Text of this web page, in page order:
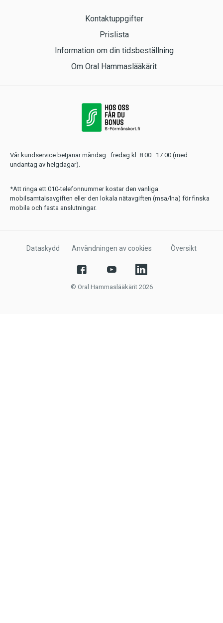
Kontaktuppgifter
Prislista
Information om din tidsbeställning
Om Oral Hammaslääkärit
Vår kundservice betjänar måndag–fredag kl. 8.00–17.00 (med
undantag av helgdagar).
*Att ringa ett 010-telefonnummer kostar den vanliga
mobilsamtalsavgiften eller den lokala nätavgiften (msa/lna) för finska
mobila och fasta anslutningar.
Dataskydd Användningen av cookies Översikt
© Oral Hammaslääkärit 2026